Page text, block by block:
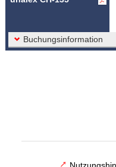
Buchungsinformation